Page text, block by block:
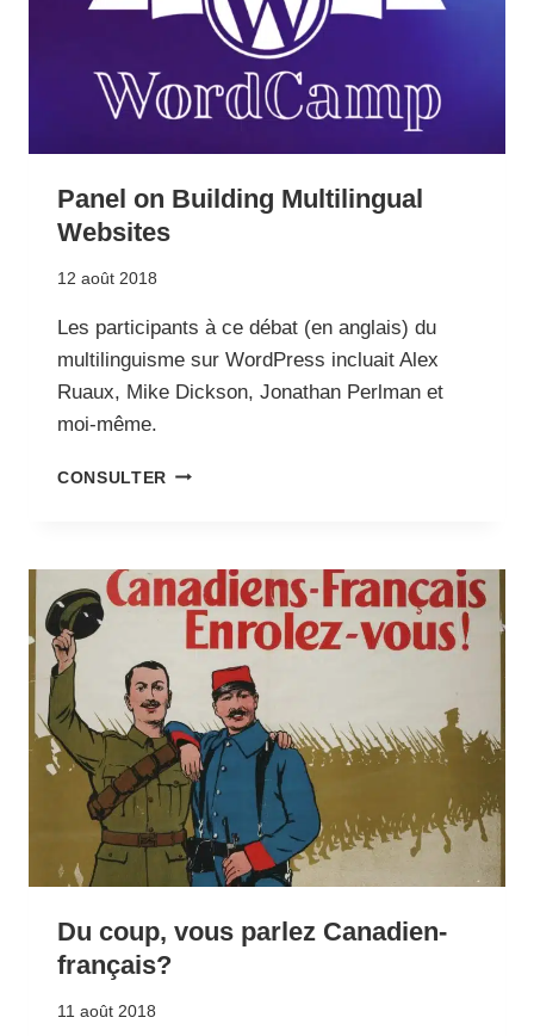
Panel on Building Multilingual
Websites
12 août 2018
Les participants à ce débat (en anglais) du
multilinguisme sur WordPress incluait Alex
Ruaux, Mike Dickson, Jonathan Perlman et
moi-même.
CONSULTER PANEL
WEBSITES
Du coup, vous parlez Canadien-
français?
11 août 2018